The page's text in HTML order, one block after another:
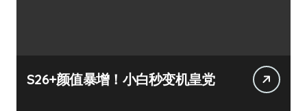
S26+颜值暴增！小白秒变机皇党